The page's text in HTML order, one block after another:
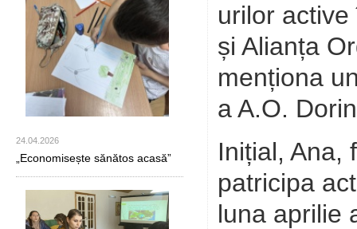
24.04.2026
„Economisește sănătos acasă”
urilor
și Alianța
menționa
a A.O.
Inițial, Ana,
patricipa
luna aprilie